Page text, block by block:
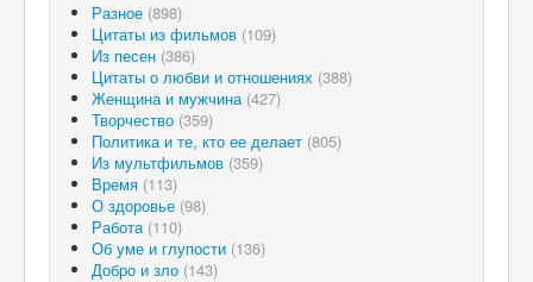
Разное (898)
Цитаты из фильмов (109)
Из песен (386)
Цитаты о любви и отношениях (388)
Женщина и мужчина (427)
Творчество (359)
Политика и те, кто ее делает (805)
Из мультфильмов (359)
Время (113)
О здоровье (98)
Работа (110)
Об уме и глупости (136)
Добро и зло (143)